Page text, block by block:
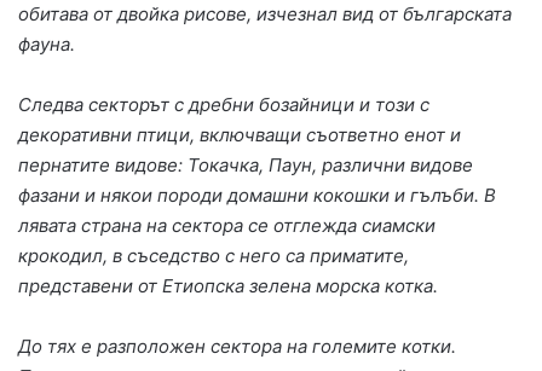
обитава от двойка рисове, изчезнал вид от българската
фауна.
Следва секторът с дребни бозайници и този с
декоративни птици, включващи съответно енот и
пернатите видове: Токачка, Паун, различни видове
фазани и някои породи домашни кокошки и гълъби. В
лявата страна на сектора се отглежда сиамски
крокодил, в съседство с него са приматите,
представени от Етиопска зелена морска котка.
До тях е разположен сектора на големите котки.